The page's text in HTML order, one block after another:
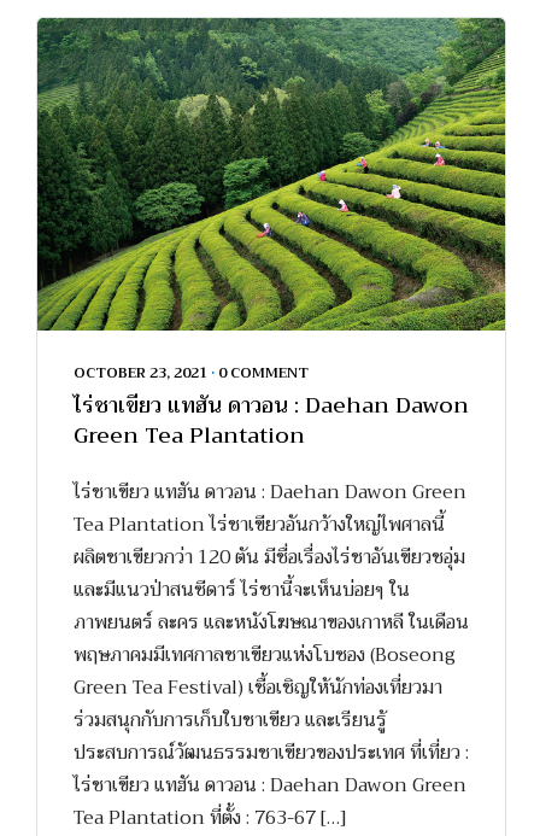
OCTOBER 23, 2021 • 0 COMMENT
ไร่ชาเขียว แทฮัน ดาวอน : Daehan Dawon
Green Tea Plantation
ไร่ชาเขียว แทฮัน ดาวอน : Daehan Dawon Green
Tea Plantation ไร่ชาเขียวอันกว้างใหญ่ไพศาลนี้
ผลิตชาเขียวกว่า 120 ตัน มีชื่อเรื่องไร่ชาอันเขียวชอุ่ม
และมีแนวป่าสนซีดาร์ ไร่ชานี้จะเห็นบ่อยๆ ใน
ภาพยนตร์ ละคร และหนังโฆษณาของเกาหลี ในเดือน
พฤษภาคมมีเทศกาลชาเขียวแห่งโบซอง (Boseong
Green Tea Festival) เชื้อเชิญให้นักท่องเที่ยวมา
ร่วมสนุกกับการเก็บใบชาเขียว และเรียนรู้
ประสบการณ์วัฒนธรรมชาเขียวของประเทศ ที่เที่ยว :
ไร่ชาเขียว แทฮัน ดาวอน : Daehan Dawon Green
Tea Plantation ที่ตั้ง : 763-67 […]